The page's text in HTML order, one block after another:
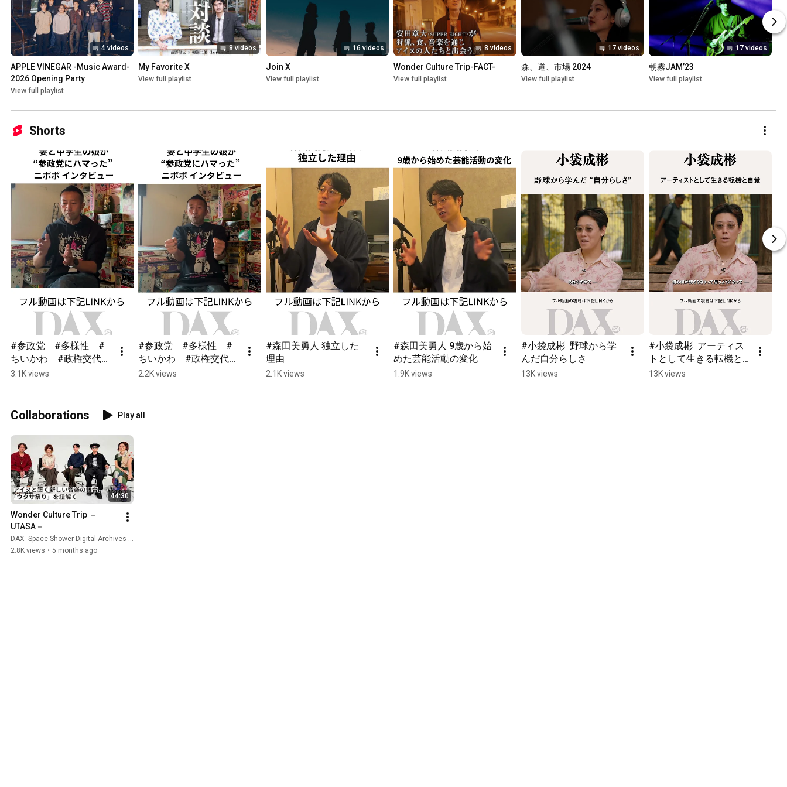
4 videos
APPLE VINEGAR -Music Award-
2026 Opening Party
View full playlist
8 videos
My Favorite X
View full playlist
16 videos
Join X
View full playlist
8 videos
Wonder Culture Trip-FACT-
View full playlist
17 videos
森、道、市場 2024
View full playlist
17 videos
朝霧JAM’23
View full playlist
Shorts
#参政党　#多様性　#
ちいかわ　#政権交代
#陰謀論
3.1K views
#参政党　#多様性　#
ちいかわ　#政権交代
#陰謀論
2.2K views
#森田美勇人 独立した
理由
2.1K views
#森田美勇人 9歳から始
めた芸能活動の変化
1.9K views
#小袋成彬  野球から学
んだ自分らしさ
13K views
#小袋成彬  アーティス
トとして生きる転機と
自覚
13K views
Collaborations Play all
44:30
Wonder Culture Trip －
UTASA－
DAX -Space Shower Digital Archives X-
2.8K views • 5 months ago